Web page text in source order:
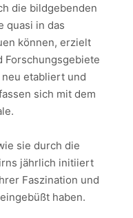
die bildgebenden
quasi in das
können, erzielt
Forschungsgebiete
etabliert und
sich mit dem
sie durch die
jährlich initiiert
Faszination und
haben.